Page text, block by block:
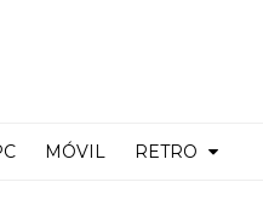
MÓVIL RETRO